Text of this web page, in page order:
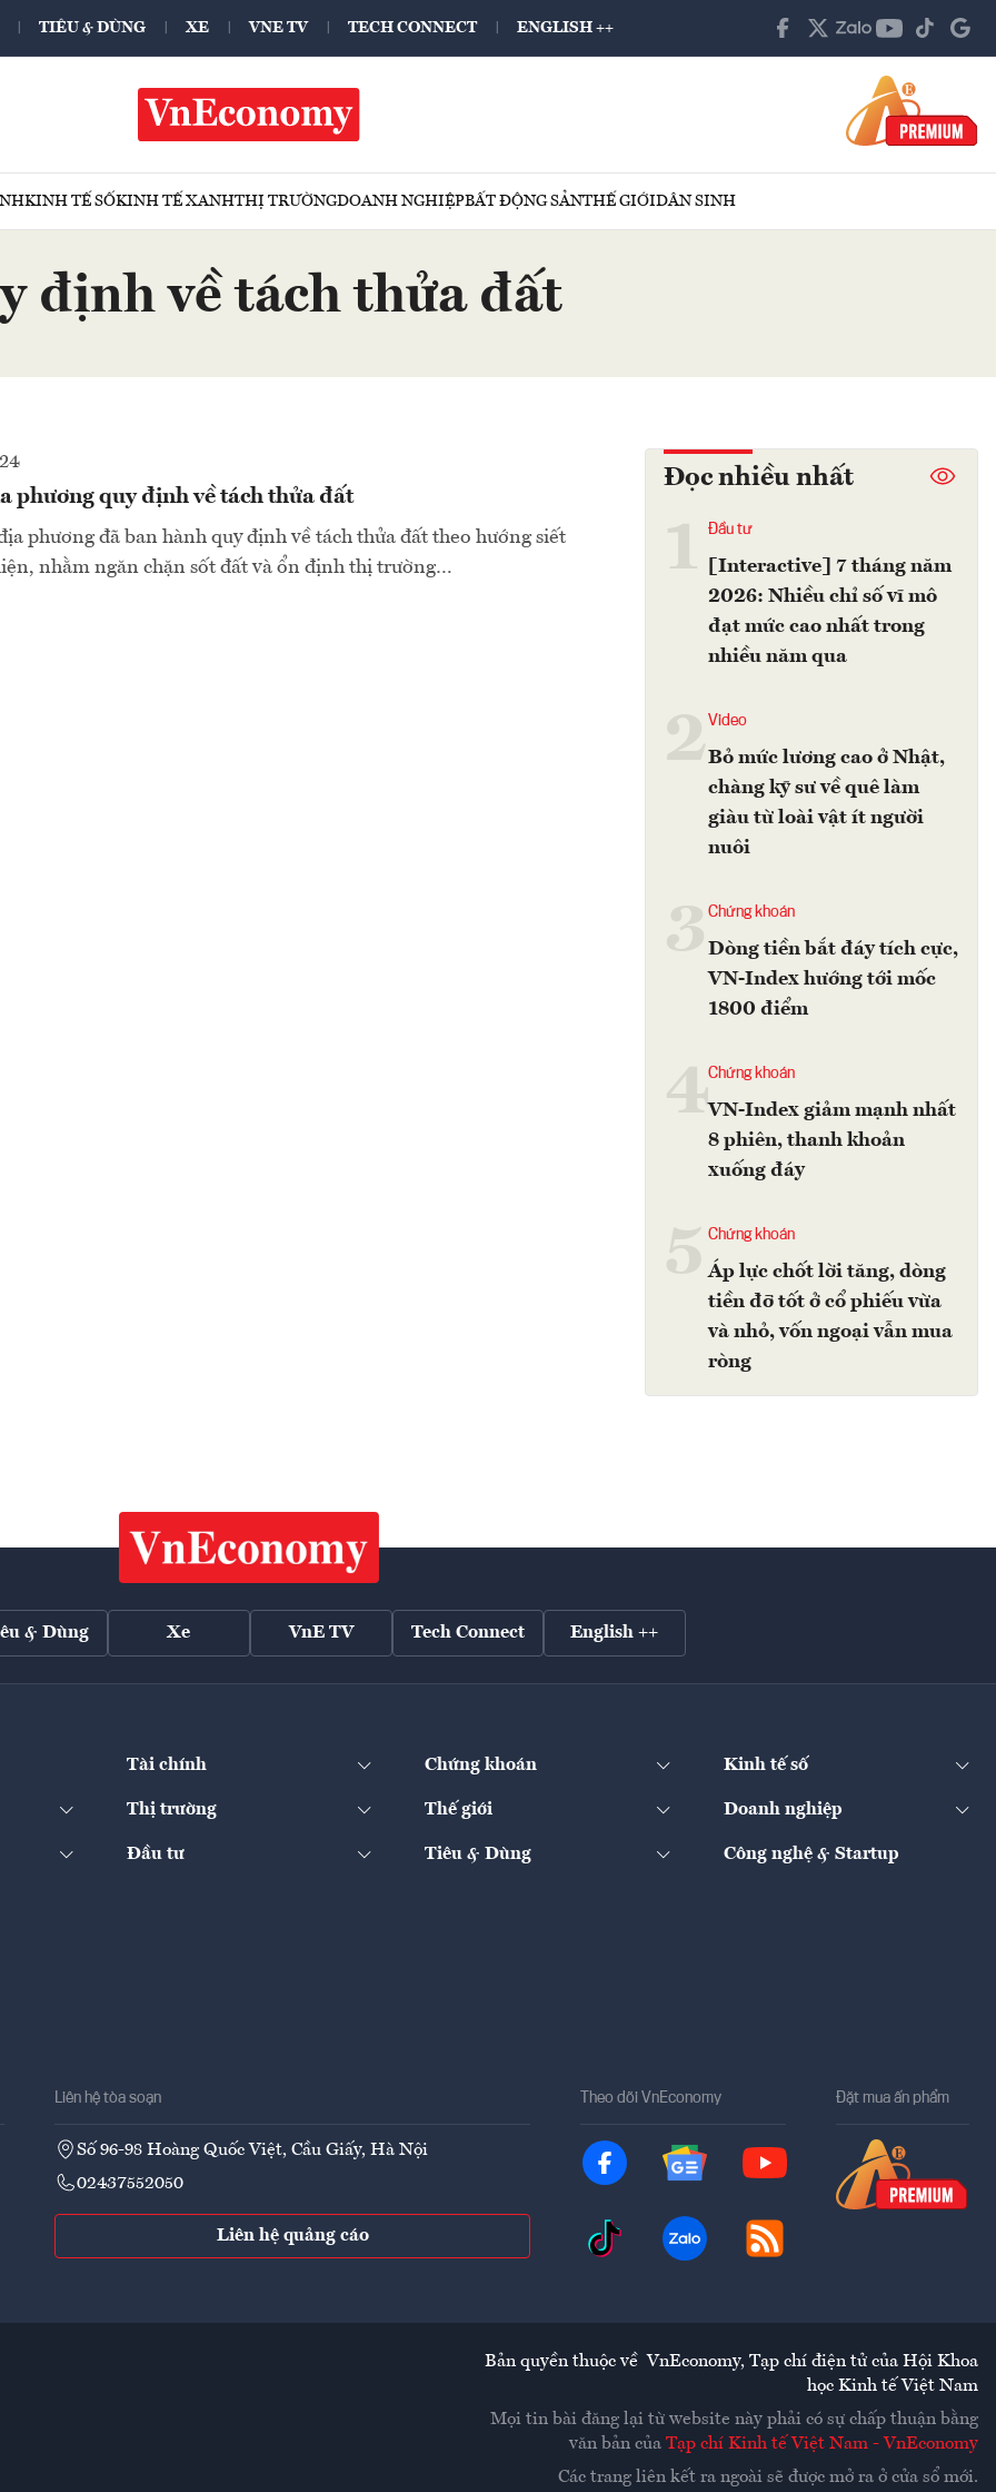
TIÊU & DÙNG XE VNE TV TECH CONNECT ENGLISH ++
KINH TẾ SỐKINH TẾ XANHTHỊ TRƯỜNGDOANH NGHIỆPBẤT ĐỘNG SẢNTHẾ GIỚIDÂN SINH
định về tách thửa đất
phương quy định về tách thửa đất
phương đã ban hành quy định về tách thửa đất theo hướng siết
nhằm ngăn chặn sốt đất và ổn định thị trường…
Đọc nhiều nhất
Đầu tư
[Interactive] 7 tháng năm
2026: Nhiều chỉ số vĩ mô
đạt mức cao nhất trong
nhiều năm qua
2Video
Bỏ mức lương cao ở Nhật,
chàng kỹ sư về quê làm
giàu từ loài vật ít người
nuôi
Chứng khoán
Dòng tiền bắt đáy tích cực,
VN-Index hướng tới mốc
1800 điểm
4Chứng khoán
VN-Index giảm mạnh nhất
8 phiên, thanh khoản
xuống đáy
Chứng khoán
Áp lực chốt lời tăng, dòng
tiền đỡ tốt ở cổ phiếu vừa
và nhỏ, vốn ngoại vẫn mua
ròng
& Dùng Xe VnE TV Tech Connect English ++
Tài chính Chứng khoán Kinh tế số
Thị trường Thế giới Doanh nghiệp
Đầu tư Tiêu & Dùng Công nghệ & Startup
Liên hệ tòa soạn
Số 96-98 Hoàng Quốc Việt, Cầu Giấy, Hà Nội
02437552050
Liên hệ quảng cáo
Theo dõi VnEconomy Đặt mua ấn phẩm
Bản quyền thuộc về VnEconomy, Tạp chí điện tử của Hội Khoa
học Kinh tế Việt Nam
Mọi tin bài đăng lại từ website này phải có sự chấp thuận bằng
văn bản của Tạp chí Kinh tế Việt Nam - VnEconomy
Các trang liên kết ra ngoài sẽ được mở ra ở cửa sổ mới.